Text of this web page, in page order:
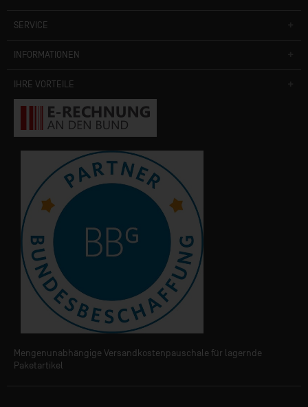
SERVICE
INFORMATIONEN
IHRE VORTEILE
Mengenunabhängige Versandkostenpauschale für lagernde
Paketartikel